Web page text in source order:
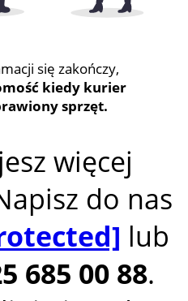
się zakończy,
kiedy kurier
sprzęt.
więcej
do nas
lub
685 00 88.